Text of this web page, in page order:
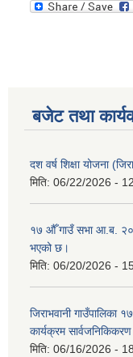
बजेट तथा
दश वर्ष शिक्षा योजना
मिति: 06/22/2026 -
१७ औँ गाउँ सभा आ.ब.
भएको छ।
मिति: 06/20/2026 -
जिराभवानी गाउँपालिका
कार्यक्रम
मिति: 06/16/2026 -